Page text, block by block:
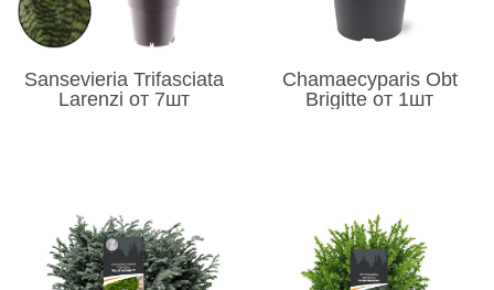
Sansevieria Trifasciata
Larenzi от 7шт
Chamaecyparis Obt
Brigitte от 1шт